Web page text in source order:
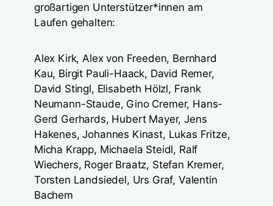
großartigen Unterstützer*innen am
Laufen gehalten:
Alex Kirk, Alex von Freeden, Bernhard
Kau, Birgit Pauli-Haack, David Remer,
David Stingl, Elisabeth Hölzl, Frank
Neumann-Staude, Gino Cremer, Hans-
Gerd Gerhards, Hubert Mayer, Jens
Hakenes, Johannes Kinast, Lukas Fritze,
Micha Krapp, Michaela Steidl, Ralf
Wiechers, Roger Braatz, Stefan Kremer,
Torsten Landsiedel, Urs Graf, Valentin
Bachem